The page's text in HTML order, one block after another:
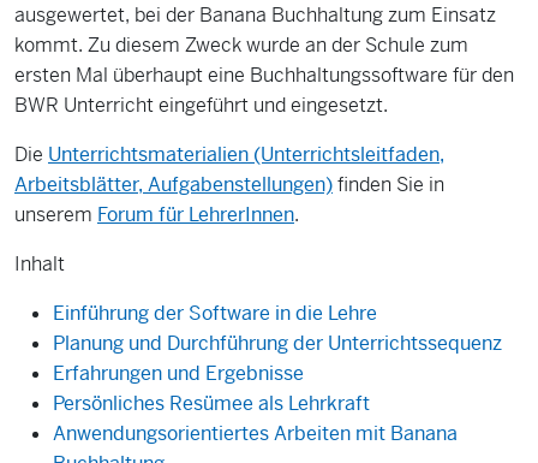
ausgewertet, bei der Banana Buchhaltung zum Einsatz
kommt. Zu diesem Zweck wurde an der Schule zum
ersten Mal überhaupt eine Buchhaltungssoftware für den
BWR Unterricht eingeführt und eingesetzt.
Die Unterrichtsmaterialien (Unterrichtsleitfaden,
Arbeitsblätter, Aufgabenstellungen)finden Sie in
unserem Forum für LehrerInnen.
Inhalt
Einführung der Software in die Lehre
Planung und Durchführung der Unterrichtssequenz
Erfahrungen und Ergebnisse
Persönliches Resümee als Lehrkraft
Anwendungsorientiertes Arbeiten mit Banana